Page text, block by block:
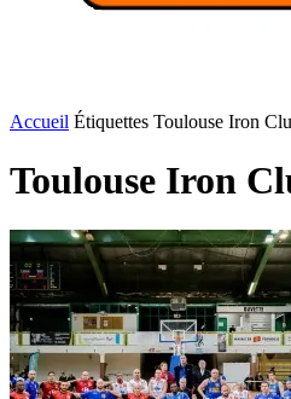
Accueil Étiquettes Toulouse Iron
Toulouse Iron